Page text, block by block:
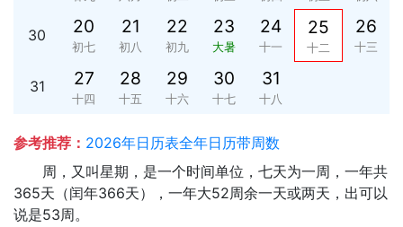
30 20
初七
21
初八
22
初九
23
大暑
24
十一
25
十二
26
十三
31 27
十四
28
十五
29
十六
30
十七
31
十八
参考推荐： 2026年日历表全年日历带周数
周，又叫星期，是一个时间单位，七天为一周，一年共
365天（闰年366天），一年大52周余一天或两天，出可以
说是53周。